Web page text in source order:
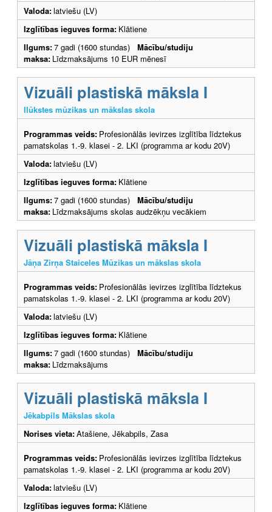
Valoda:latviešu (LV)
Izglītības ieguves forma: Klātiene
Ilgums:7 gadi (1600 stundas) Mācību/studiju
maksa: Līdzmaksājums 10 EUR mēnesī
Vizuāli plastiskā māksla I
Ilūkstes mūzikas un mākslas skola
Programmas veids: Profesionālās ievirzes izglītība līdztekus
pamatskolas 1.-9. klasei - 2. LKI (programma ar kodu 20V)
Valoda:latviešu (LV)
Izglītības ieguves forma: Klātiene
Ilgums:7 gadi (1600 stundas) Mācību/studiju
maksa: Līdzmaksājums skolas audzēkņu vecākiem
Vizuāli plastiskā māksla I
Jāņa Zirņa Staiceles Mūzikas un mākslas skola
Programmas veids: Profesionālās ievirzes izglītība līdztekus
pamatskolas 1.-9. klasei - 2. LKI (programma ar kodu 20V)
Valoda:latviešu (LV)
Izglītības ieguves forma: Klātiene
Ilgums:7 gadi (1600 stundas) Mācību/studiju
maksa: Līdzmaksājums
Vizuāli plastiskā māksla I
Jēkabpils Mākslas skola
Norises vieta:Atašiene, Jēkabpils, Zasa
Programmas veids: Profesionālās ievirzes izglītība līdztekus
pamatskolas 1.-9. klasei - 2. LKI (programma ar kodu 20V)
Valoda:latviešu (LV)
Izglītības ieguves forma: Klātiene